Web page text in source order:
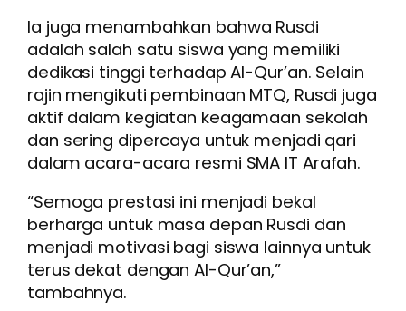
Ia juga menambahkan bahwa Rusdi
adalah salah satu siswa yang memiliki
dedikasi tinggi terhadap Al-Qur’an. Selain
rajin mengikuti pembinaan MTQ, Rusdi juga
aktif dalam kegiatan keagamaan sekolah
dan sering dipercaya untuk menjadi qari
dalam acara-acara resmi SMA IT Arafah.
“Semoga prestasi ini menjadi bekal
berharga untuk masa depan Rusdi dan
menjadi motivasi bagi siswa lainnya untuk
terus dekat dengan Al-Qur’an,”
tambahnya.